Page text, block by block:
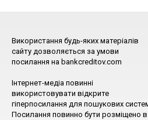
Використання будь-яких матеріалів
сайту дозволяється за умови
посилання на bankcreditov.com
Інтернет-медіа повинні
використовувати відкрите
гіперпосилання для пошукових
Посилання повинно бути розміщено в